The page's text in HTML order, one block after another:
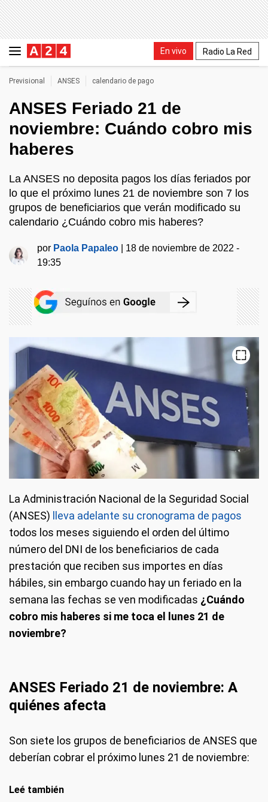
En vivo Radio La Red
Previsional ANSES calendario de pago
ANSES Feriado 21 de
noviembre: Cuándo cobro mis
haberes
La ANSES no deposita pagos los días feriados por
lo que el próximo lunes 21 de noviembre son 7 los
grupos de beneficiarios que verán modificado su
calendario ¿Cuándo cobro mis haberes?
por Paola Papaleo
18 de noviembre de 2022 -
19:35
La Administración Nacional de la Seguridad Social
(ANSES)
lleva adelante su cronograma de pagos
todos los meses siguiendo el orden del último
número del DNI de los beneficiarios de cada
prestación que reciben sus importes en días
hábiles, sin embargo cuando hay un feriado en la
semana las fechas se ven modificadas ¿Cuándo
cobro mis haberes si me toca el lunes 21 de
noviembre?
ANSES Feriado 21 de noviembre: A
quiénes afecta
Son siete los grupos de beneficiarios de ANSES que
deberían cobrar el próximo lunes 21 de noviembre:
Leé también